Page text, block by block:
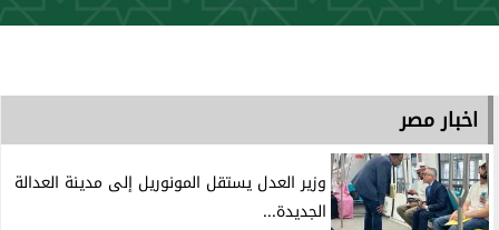
اخبار مصر
وزير العدل يستقل المونوريل إلى مدينة العدالة
الجديدة...